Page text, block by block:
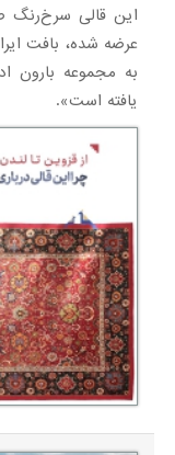
یافته است».